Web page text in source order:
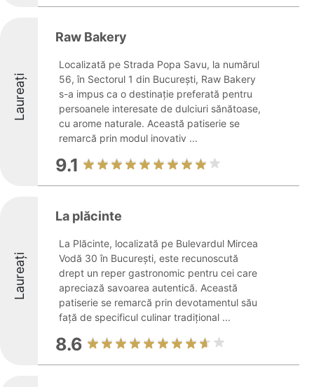
Laureați
Raw Bakery
Localizată pe Strada Popa Savu, la numărul
56, în Sectorul 1 din București, Raw Bakery
s-a impus ca o destinație preferată pentru
persoanele interesate de dulciuri sănătoase,
cu arome naturale. Această patiserie se
remarcă prin modul inovativ ...
9.1
Laureați
La plăcinte
La Plăcinte, localizată pe Bulevardul Mircea
Vodă 30 în București, este recunoscută
drept un reper gastronomic pentru cei care
apreciază savoarea autentică. Această
patiserie se remarcă prin devotamentul său
față de specificul culinar tradițional ...
8.6